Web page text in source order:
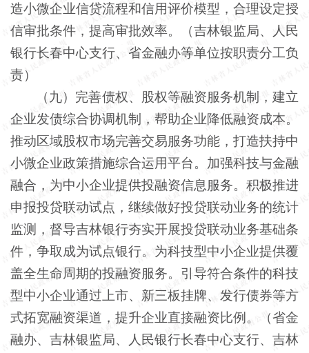
造小微企业信贷流程和信用评价模型，合理设定授
信审批条件，提高审批效率。（吉林银监局、人民
银行长春中心支行、省金融办等单位按职责分工负
责）
（九）完善债权、股权等融资服务机制，建立
企业发债综合协调机制，帮助企业降低融资成本。
推动区域股权市场完善交易服务功能，打造扶持中
小微企业政策措施综合运用平台。加强科技与金融
融合，为中小企业提供投融资信息服务。积极推进
申报投贷联动试点，继续做好投贷联动业务的统计
监测，督导吉林银行夯实开展投贷联动业务基础条
件，争取成为试点银行。为科技型中小企业提供覆
盖全生命周期的投融资服务。引导符合条件的科技
型中小企业通过上市、新三板挂牌、发行债券等方
式拓宽融资渠道，提升企业直接融资比例。（省金
融办、吉林银监局、人民银行长春中心支行、吉林